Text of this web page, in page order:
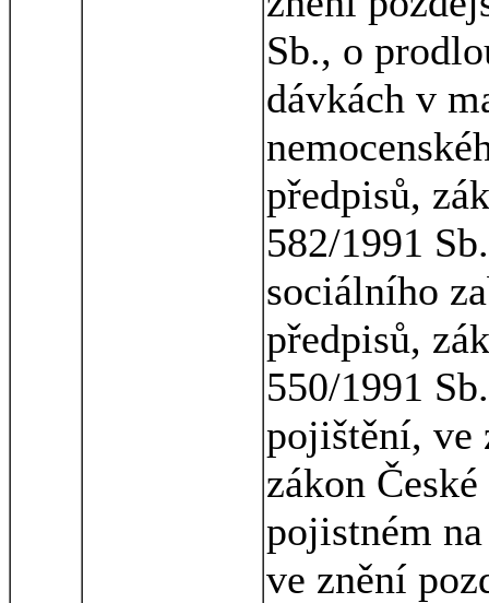
Sb., o
dávkách v
předpisů,
582/1991
sociálního
předpisů,
550/1991
pojištění, ve
zákon
pojistném
ve znění